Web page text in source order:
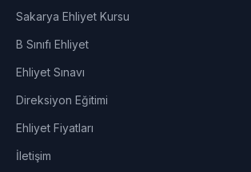
Sakarya Ehliyet Kursu
B Sınıfı Ehliyet
Ehliyet Sınavı
Direksiyon Eğitimi
Ehliyet Fiyatları
İletişim